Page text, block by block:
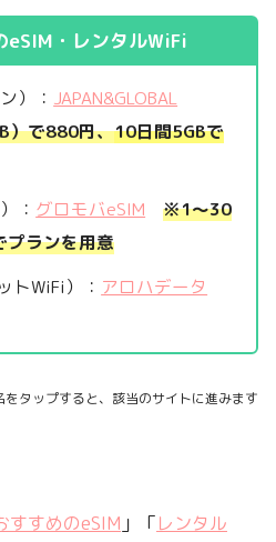
eSIM・レンタルWiFi
）： JAPAN&GLOBAL
）で880円、10日間5GBで
： グロモバeSIM
※1～30
プランを用意
トWiFi）： アロハデータ
タップすると、該当のサイトに進みます
すすめのeSIM 」「レンタル